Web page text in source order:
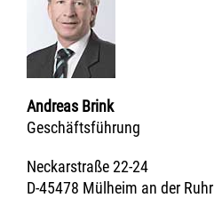
Andreas Brink
Geschäftsführung
Neckarstraße 22-24
D-45478 Mülheim an der Ruhr